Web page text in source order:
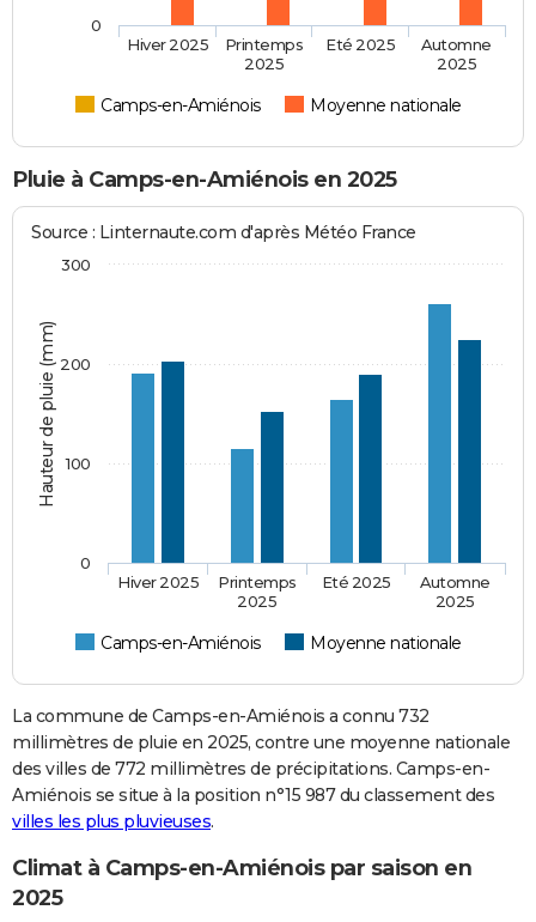
Camps-en-Amiénois Moyenne nationale
Hiver 2025
Printemps
2025
Eté 2025
Automne
2025
0
Pluie à Camps-en-Amiénois en 2025
Hauteur de pluie (mm)
Source : Linternaute.com d'après Météo France
Camps-en-Amiénois Moyenne nationale
Hiver 2025
Printemps
2025
Eté 2025
Automne
2025
0
100
200
300
La commune de Camps-en-Amiénois a connu 732
millimètres de pluie en 2025, contre une moyenne nationale
des villes de 772 millimètres de précipitations. Camps-en-
Amiénois se situe à la position n°15 987 du classement des
villes les plus pluvieuses.
Climat à Camps-en-Amiénois par saison en
2025